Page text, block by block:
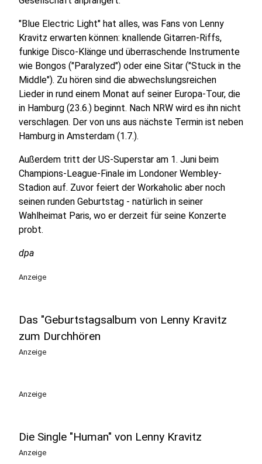
"Blue Electric Light" hat alles, was Fans von Lenny
Kravitz erwarten können: knallende Gitarren-Riffs,
funkige Disco-Klänge und überraschende Instrumente
wie Bongos ("Paralyzed") oder eine Sitar ("Stuck in the
Middle"). Zu hören sind die abwechslungsreichen
Lieder in rund einem Monat auf seiner Europa-Tour, die
in Hamburg (23.6.) beginnt. Nach NRW wird es ihn nicht
verschlagen. Der von uns aus nächste Termin ist neben
Hamburg in Amsterdam (1.7.).
Außerdem tritt der US-Superstar am 1. Juni beim
Champions-League-Finale im Londoner Wembley-
Stadion auf. Zuvor feiert der Workaholic aber noch
seinen runden Geburtstag - natürlich in seiner
Wahlheimat Paris, wo er derzeit für seine Konzerte
probt.
dpa
Anzeige
Das "Geburtstagsalbum von Lenny Kravitz
zum Durchhören
Anzeige
Anzeige
Die Single "Human" von Lenny Kravitz
Anzeige